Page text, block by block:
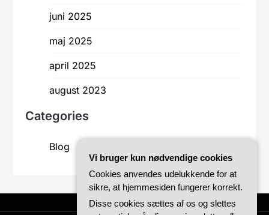
juni 2025
maj 2025
april 2025
august 2023
Categories
Blog
Vi bruger kun nødvendige cookies
Cookies anvendes udelukkende for at
sikre, at hjemmesiden fungerer korrekt.
Disse cookies sættes af os og slettes